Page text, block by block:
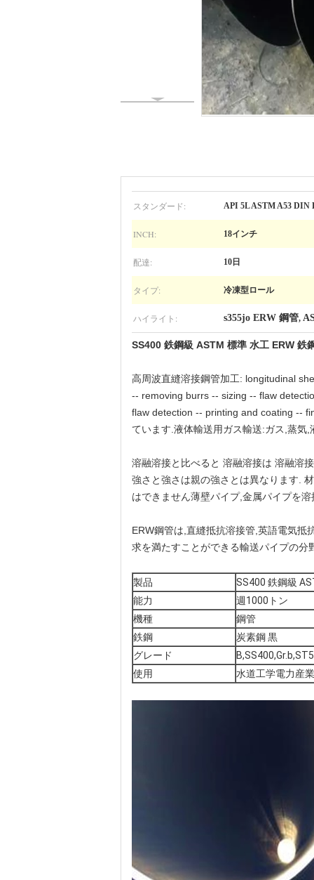
スタンダード: API 5L ASTM A53 DIN
INCH: 18インチ
配達: 10日
タイプ: 冷凍型ロール
ハイライト: s355jo ERW 鋼管,
SS400 鉄鋼級 ASTM 標準 水工 ERW 鉄
高周波直縫溶接鋼管加工: longitudinal
-- removing burrs -- sizing -- flaw
flaw detection -- printing and coating --
ています.液体輸送用ガス輸送:ガス,蒸気,
溶融溶接と比べると 溶融溶接は 溶融溶
強さと強さは親の強さとは異なります.
はできません薄壁パイプ,金属パイプを
ERW鋼管は,直縫抵抗溶接管,英語電気抵
求を満たすことができる輸送パイプの
製品
SS400 鉄鋼級
能力
週1000トン
機種
鋼管
鉄鋼
炭素鋼 黒
グレード
使用
水道工学電力産